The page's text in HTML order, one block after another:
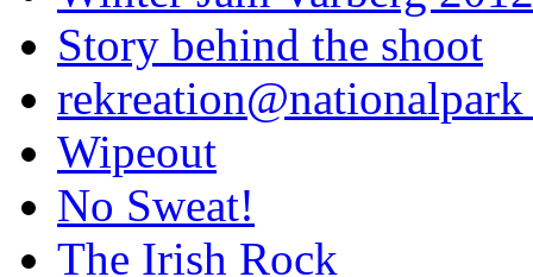
Story behind the shoot
rekreation@nationalpark
Wipeout
No Sweat!
The Irish Rock